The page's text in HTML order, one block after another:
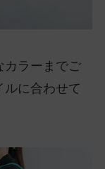
カラーまでご
ルに合わせて